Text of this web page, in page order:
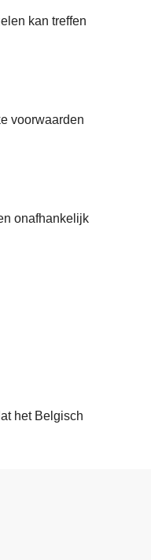
kan treffen
voorwaarden
onafhankelijk
het Belgisch